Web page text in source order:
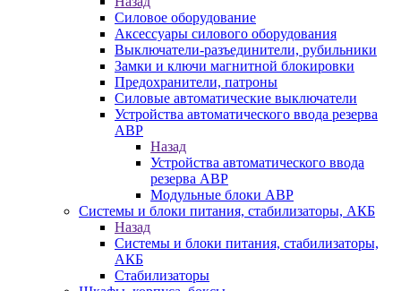
Силовое оборудование
Аксессуары силового оборудования
Выключатели-разъединители, рубильники
Замки и ключи магнитной блокировки
Предохранители, патроны
Силовые автоматические выключатели
Устройства автоматического ввода резерва
АВР
Назад
Устройства автоматического ввода
резерва АВР
Модульные блоки АВР
Системы и блоки питания, стабилизаторы, АКБ
Назад
Системы и блоки питания, стабилизаторы,
АКБ
Стабилизаторы